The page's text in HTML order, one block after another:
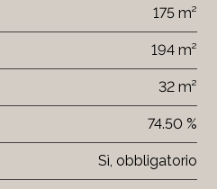
175 m²
194 m²
32 m²
74.50 %
Sì, obbligatorio